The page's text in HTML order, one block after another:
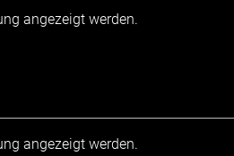
angezeigt werden.
angezeigt werden.